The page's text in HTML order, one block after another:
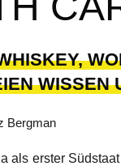
WISSEN
Bergman
als erster